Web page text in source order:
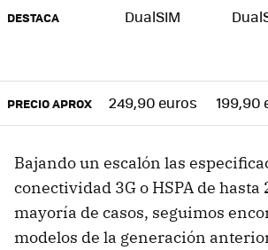
DESTACA DualSIM
PRECIO APROX 249,90 euros 199,90
Bajando un escalón las
conectividad 3G o HSPA de hasta
mayoría de casos, seguimos
modelos de la generación